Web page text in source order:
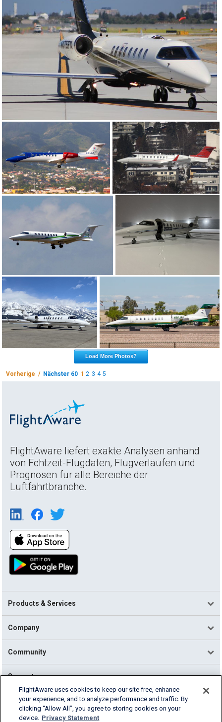
Load More Photos?
Vorherige / Nächster 60 12 3 4 5
FlightAware liefert exakte Analysen anhand
von Echtzeit-Flugdaten, Flugverläufen und
Prognosen für alle Bereiche der
Luftfahrtbranche.
Products & Services
Company
Community
Support
English (USA)
2026 FlightAware
FlightAware uses cookies to keep our site free, enhance
your experience, and to analyze performance and traffic. By
clicking “Allow All”, you agree to storing cookies on your
device. Privacy Statement